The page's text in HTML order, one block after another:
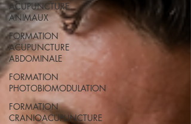
ACUPUNCTURE
ANIMAUX
FORMATION
ACUPUNCTURE
ABDOMINALE
FORMATION
PHOTOBIOMODULATION
FORMATION
CRANIOACUPUNCTURE